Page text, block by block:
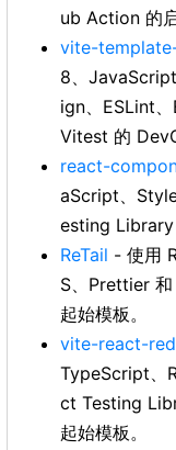
ub Action 的
vite-
8、
ign、ESLint
Vitest 的
react-
aScript、
esting Library
ReTail - 使用
S、Prettier
起始模板。
vite-react-
TypeScript、
ct Testing
起始模板。